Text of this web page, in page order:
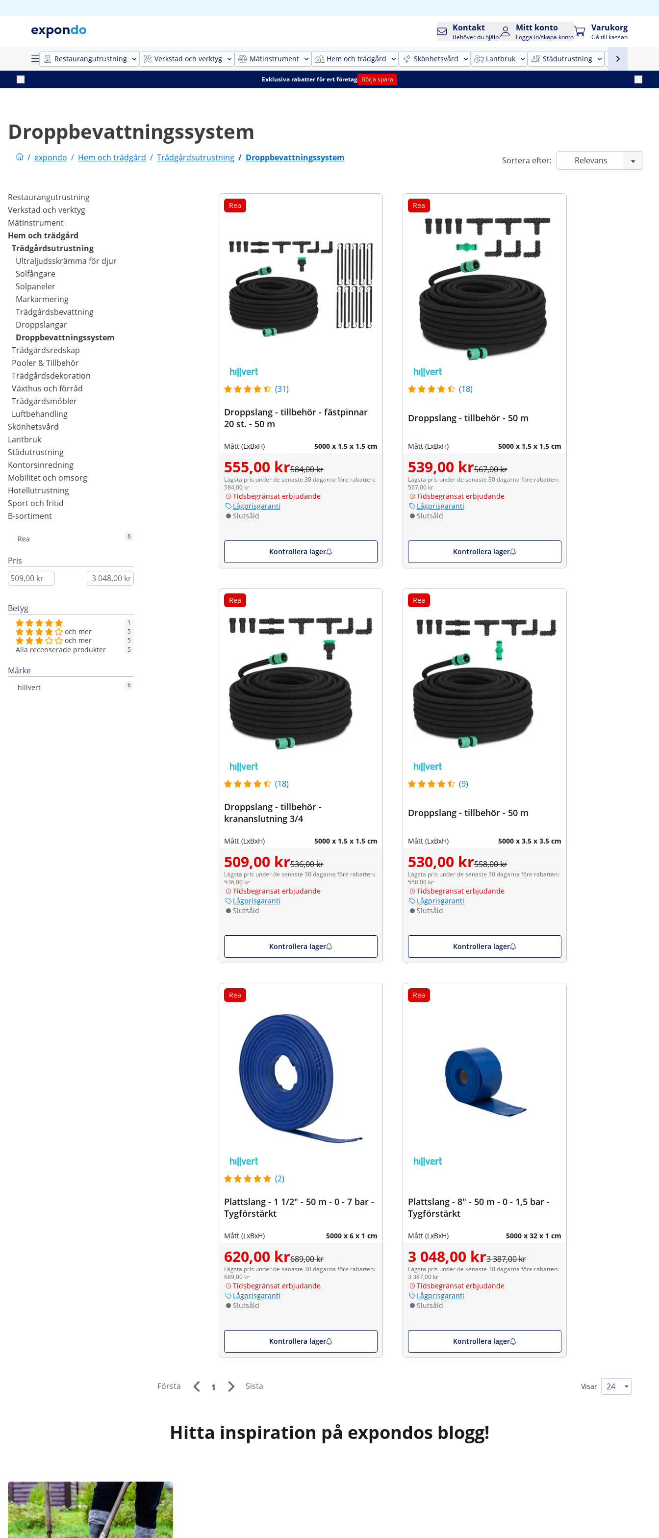
Kontakt
Behöver du hjälp?
Mitt konto
Logga in/skapa konto
Varukorg
Gå till kassan
Restaurangutrustning Verkstad och verktyg Mätinstrument Hem och trädgård Skönhetsvård Lantbruk Städutrustning
Exklusiva rabatter för ert företag Börja spara
Droppbevattningssystem
/ expondo / Hem och trädgård / Trädgårdsutrustning / Droppbevattningssystem Sortera efter:
Restaurangutrustning
Verkstad och verktyg
Mätinstrument
Hem och trädgård
Trädgårdsutrustning
Ultraljudsskrämma för djur
Solfångare
Solpaneler
Markarmering
Trädgårdsbevattning
Droppslangar
Droppbevattningssystem
Trädgårdsredskap
Pooler & Tillbehör
Trädgårdsdekoration
Växthus och förråd
Trädgårdsmöbler
Luftbehandling
Skönhetsvård
Lantbruk
Städutrustning
Kontorsinredning
Mobilitet och omsorg
Hotellutrustning
Sport och fritid
B-sortiment
Rea 6
Pris
Betyg
1
och mer 5
och mer 5
Alla recenserade produkter 5
Märke
hillvert 6
Rea
(31)
Droppslang - tillbehör - fästpinnar
20 st. - 50 m
Mått (LxBxH) 5000 x 1.5 x 1.5 cm
555,00 kr584,00 kr
Lägsta pris under de senaste 30 dagarna före rabatten:
584,00 kr
Tidsbegränsat erbjudande
Lågprisgaranti
Slutsåld
Kontrollera lager
Rea
(18)
Droppslang - tillbehör - 50 m
Mått (LxBxH) 5000 x 1.5 x 1.5 cm
539,00 kr567,00 kr
Lägsta pris under de senaste 30 dagarna före rabatten:
567,00 kr
Tidsbegränsat erbjudande
Lågprisgaranti
Slutsåld
Kontrollera lager
Rea
(18)
Droppslang - tillbehör -
krananslutning 3/4
Mått (LxBxH) 5000 x 1.5 x 1.5 cm
509,00 kr536,00 kr
Lägsta pris under de senaste 30 dagarna före rabatten:
536,00 kr
Tidsbegränsat erbjudande
Lågprisgaranti
Slutsåld
Kontrollera lager
Rea
(9)
Droppslang - tillbehör - 50 m
Mått (LxBxH) 5000 x 3.5 x 3.5 cm
530,00 kr558,00 kr
Lägsta pris under de senaste 30 dagarna före rabatten:
558,00 kr
Tidsbegränsat erbjudande
Lågprisgaranti
Slutsåld
Kontrollera lager
Rea
(2)
Plattslang - 1 1/2" - 50 m - 0 - 7 bar -
Tygförstärkt
Mått (LxBxH) 5000 x 6 x 1 cm
620,00 kr689,00 kr
Lägsta pris under de senaste 30 dagarna före rabatten:
689,00 kr
Tidsbegränsat erbjudande
Lågprisgaranti
Slutsåld
Kontrollera lager
Rea
Plattslang - 8" - 50 m - 0 - 1,5 bar -
Tygförstärkt
Mått (LxBxH) 5000 x 32 x 1 cm
3 048,00 kr3 387,00 kr
Lägsta pris under de senaste 30 dagarna före rabatten:
3 387,00 kr
Tidsbegränsat erbjudande
Lågprisgaranti
Slutsåld
Kontrollera lager
Första 1 Sista Visar
Hitta inspiration på expondos blogg!